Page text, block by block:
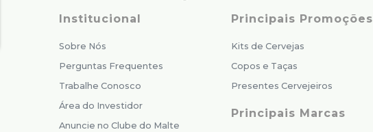
Institucional
Sobre Nós
Perguntas Frequentes
Trabalhe Conosco
Área do Investidor
Anuncie no Clube do Malte
Principais Promoções
Kits de Cervejas
Copos e Taças
Presentes Cervejeiros
Principais Marcas